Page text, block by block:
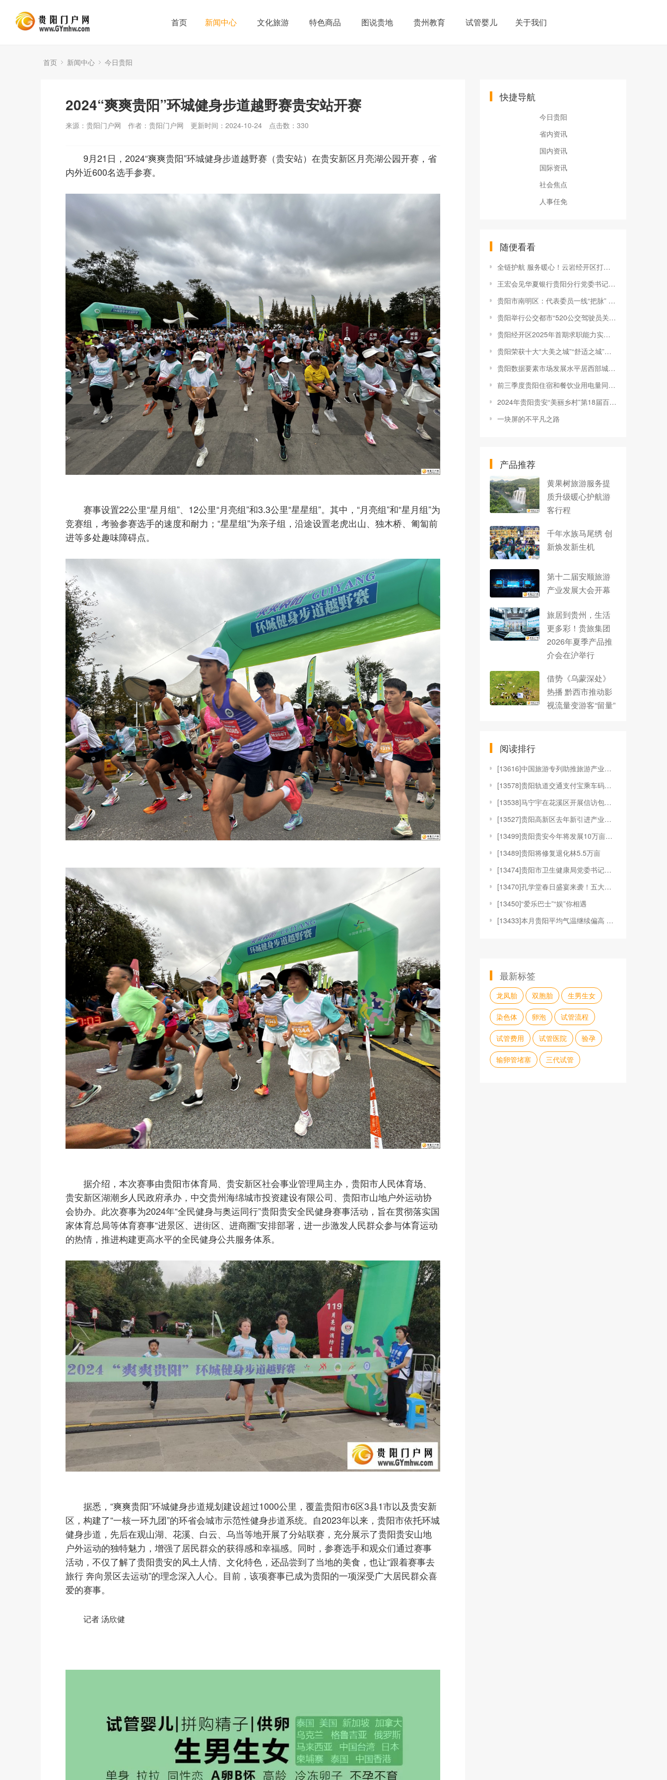
首页 新闻中心 文化旅游 特色商品 图说贵地 贵州教育 试管婴儿 关于我们
首页 新闻中心 今日贵阳
2024“爽爽贵阳”环城健身步道越野赛贵安站开赛
来源：贵阳门户网 作者：贵阳门户网 更新时间：2024-10-24 点击数： 330
9月21日，2024“爽爽贵阳”环城健身步道越野赛（贵安站）在贵安新区月亮湖公园开赛，省
内外近600名选手参赛。
赛事设置22公里“星月组”、12公里“月亮组”和3.3公里“星星组”。其中，“月亮组”和“星月组”为
竞赛组，考验参赛选手的速度和耐力；“星星组”为亲子组，沿途设置老虎出山、独木桥、匍匐前
进等多处趣味障碍点。
据介绍，本次赛事由贵阳市体育局、贵安新区社会事业管理局主办，贵阳市人民体育场、
贵安新区湖潮乡人民政府承办，中交贵州海绵城市投资建设有限公司、贵阳市山地户外运动协
会协办。此次赛事为2024年“全民健身与奥运同行”贵阳贵安全民健身赛事活动，旨在贯彻落实国
家体育总局等体育赛事“进景区、进街区、进商圈”安排部署，进一步激发人民群众参与体育运动
的热情，推进构建更高水平的全民健身公共服务体系。
据悉，“爽爽贵阳”环城健身步道规划建设超过1000公里，覆盖贵阳市6区3县1市以及贵安新
区，构建了“一核一环九团”的环省会城市示范性健身步道系统。自2023年以来，贵阳市依托环城
健身步道，先后在观山湖、花溪、白云、乌当等地开展了分站联赛，充分展示了贵阳贵安山地
户外运动的独特魅力，增强了居民群众的获得感和幸福感。同时，参赛选手和观众们通过赛事
活动，不仅了解了贵阳贵安的风土人情、文化特色，还品尝到了当地的美食，也让“跟着赛事去
旅行 奔向景区去运动”的理念深入人心。目前，该项赛事已成为贵阳的一项深受广大居民群众喜
爱的赛事。
记者 汤欣健
快捷导航
今日贵阳
省内资讯
国内资讯
国际资讯
社会焦点
人事任免
随便看看
全链护航 服务暖心！云岩经开区打造数据标注产业发展沃土
王宏会见华夏银行贵阳分行党委书记、行长沈涛一行
贵阳市南明区：代表委员一线“把脉” 提升社区治理水平
贵阳举行公交都市“520公交驾驶员关爱日”活动
贵阳经开区2025年首期求职能力实训营结营
贵阳荣获十大“大美之城”“舒适之城”的背后
贵阳数据要素市场发展水平居西部城市第一
前三季度贵阳住宿和餐饮业用电量同比增12.4%
2024年贵阳贵安“美丽乡村”第18届百村农民篮球赛开赛
一块屏的不平凡之路
产品推荐
黄果树旅游服务提
质升级暖心护航游
客行程
千年水族马尾绣 创
新焕发新生机
第十二届安顺旅游
产业发展大会开幕
旅居到贵州，生活
更多彩！贵旅集团
2026年夏季产品推
介会在沪举行
借势《乌蒙深处》
热播 黔西市推动影
视流量变游客“留量”
阅读排行
[13616]中国旅游专列助推旅游产业加速“向美而行”
[13578]贵阳轨道交通支付宝乘车码上线
[13538]马宁宇在花溪区开展信访包案督访工作
[13527]贵阳高新区去年新引进产业项目到位资金超百
[13499]贵阳贵安今年将发展10万亩林下种植
[13489]贵阳将修复退化林5.5万亩
[13474]贵阳市卫生健康局党委书记娄果：六个方面精
[13470]孔学堂春日盛宴来袭！五大特色活动邀您共赴
[13450]“爱乐巴士”“娱”你相遇
[13433]本月贵阳平均气温继续偏高 但存在阶段性寒
最新标签
龙凤胎 双胞胎 生男生女
染色体 卵泡 试管流程
试管费用 试管医院 验孕
输卵管堵塞 三代试管